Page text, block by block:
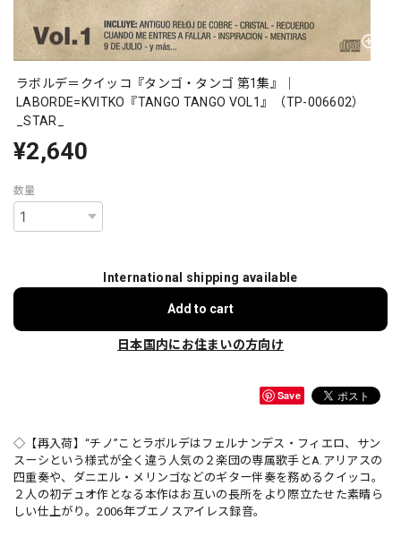
ラボルデ＝クイッコ『タンゴ・タンゴ 第1集』｜
LABORDE=KVITKO『TANGO TANGO VOL1』（TP-006602）
_STAR_
¥2,640
数量
International shipping available
Add to cart
日本国内にお住まいの方向け
Save
◇【再入荷】“チノ”ことラボルデはフェルナンデス・フィエロ、サン
スーシという様式が全く違う人気の２楽団の専属歌手とA.アリアスの
四重奏や、ダニエル・メリンゴなどのギター伴奏を務めるクイッコ。
２人の初デュオ作となる本作はお互いの長所をより際立たせた素晴ら
しい仕上がり。2006年ブエノスアイレス録音。